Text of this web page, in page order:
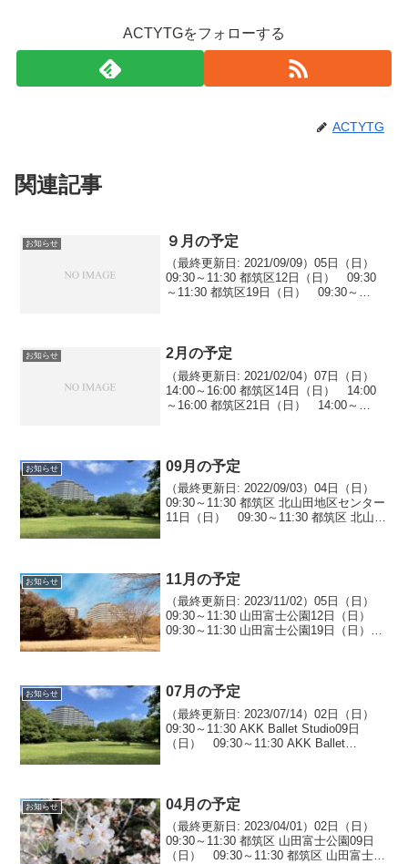
ACTYTGをフォローする
ACTYTG
関連記事
お知らせ ９月の予定
（最終更新日: 2021/09/09）05日（日）
09:30～11:30 都筑区12日（日） 09:30
～11:30 都筑区19日（日） 09:30～
お知らせ 2月の予定
（最終更新日: 2021/02/04）07日（日）
14:00～16:00 都筑区14日（日） 14:00
～16:00 都筑区21日（日） 14:00～
お知らせ 09月の予定
（最終更新日: 2022/09/03）04日（日）
09:30～11:30 都筑区 北山田地区センター
11日（日） 09:30～11:30 都筑区 北山田
お知らせ 11月の予定
（最終更新日: 2023/11/02）05日（日）
09:30～11:30 山田富士公園12日（日）
09:30～11:30 山田富士公園19日（日）
お知らせ 07月の予定
（最終更新日: 2023/07/14）02日（日）
09:30～11:30 AKK Ballet Studio09日
（日） 09:30～11:30 AKK Ballet
お知らせ 04月の予定
（最終更新日: 2023/04/01）02日（日）
09:30～11:30 都筑区 山田富士公園09日
（日） 09:30～11:30 都筑区 山田富士公